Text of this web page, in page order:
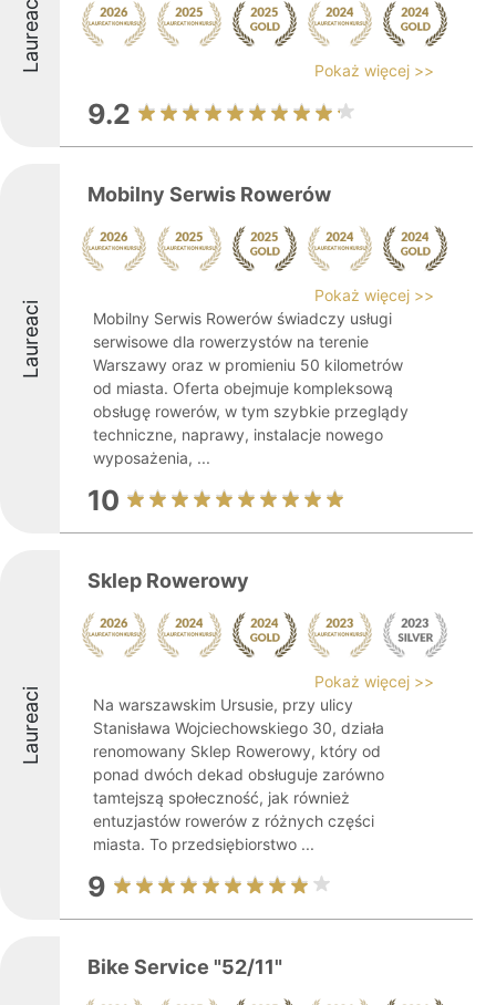
Laureaci Pokaż więcej >>
9.2
Laureaci
Mobilny Serwis Rowerów
Pokaż więcej >>
Mobilny Serwis Rowerów świadczy usługi
serwisowe dla rowerzystów na terenie
Warszawy oraz w promieniu 50 kilometrów
od miasta. Oferta obejmuje kompleksową
obsługę rowerów, w tym szybkie przeglądy
techniczne, naprawy, instalacje nowego
wyposażenia, ...
10
Laureaci
Sklep Rowerowy
Pokaż więcej >>
Na warszawskim Ursusie, przy ulicy
Stanisława Wojciechowskiego 30, działa
renomowany Sklep Rowerowy, który od
ponad dwóch dekad obsługuje zarówno
tamtejszą społeczność, jak również
entuzjastów rowerów z różnych części
miasta. To przedsiębiorstwo ...
9
Bike Service "52/11"